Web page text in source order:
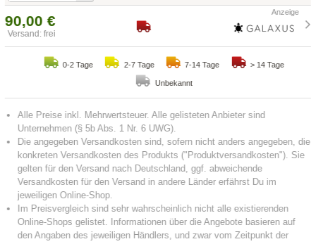
90,00 €
Versand: frei
0-2 Tage 2-7 Tage 7-14 Tage > 14 Tage
Unbekannt